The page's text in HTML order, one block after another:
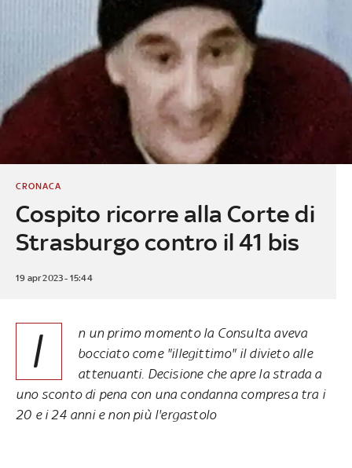
Cospito ricorre alla Corte di
Strasburgo contro il 41 bis
CRONACA
19 apr 2023 - 15:44
I
n un primo momento la Consulta aveva
bocciato come "illegittimo" il divieto alle
attenuanti. Decisione che apre la strada a
uno sconto di pena con una condanna compresa tra i
20 e i 24 anni e non più l'ergastolo